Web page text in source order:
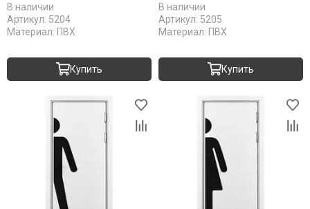
В наличии
Артикул: 5204
Материал: ПВХ
Купить
В наличии
Артикул: 5205
Материал: ПВХ
Купить